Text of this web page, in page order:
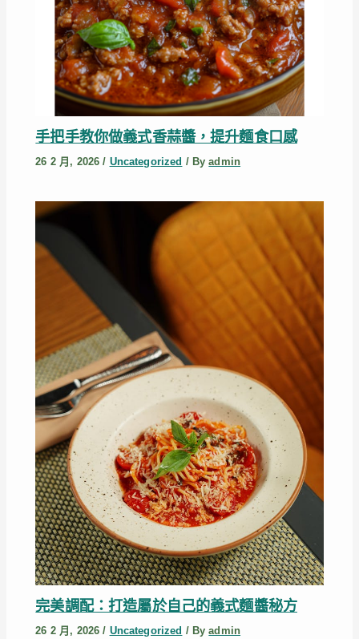
手把手教你做義式香蒜醬，提升麵食口感
26 2 月, 2026/ Uncategorized / Byadmin
完美調配：打造屬於自己的義式麵醬秘方
26 2 月, 2026/ Uncategorized / Byadmin